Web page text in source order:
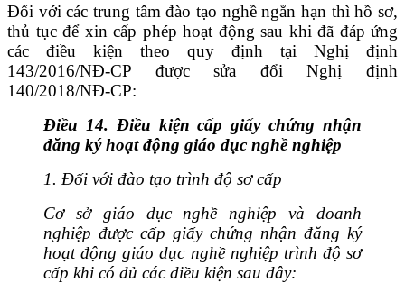
Đối với các trung tâm đào tạo nghề ngắn hạn thì hồ sơ,
thủ tục để xin cấp phép hoạt động sau khi đã đáp ứng
các điều kiện theo quy định tại Nghị định
143/2016/NĐ-CP được sửa đổi Nghị định
140/2018/NĐ-CP:
Điều 14. Điều kiện cấp giấy chứng nhận
đăng ký hoạt động giáo dục nghề nghiệp
1. Đối với đào tạo trình độ sơ cấp
Cơ sở giáo dục nghề nghiệp và doanh
nghiệp được cấp giấy chứng nhận đăng ký
hoạt động giáo dục nghề nghiệp trình độ sơ
cấp khi có đủ các điều kiện sau đây: